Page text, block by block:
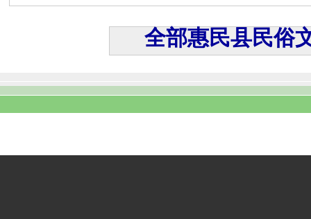
全部惠民县民俗